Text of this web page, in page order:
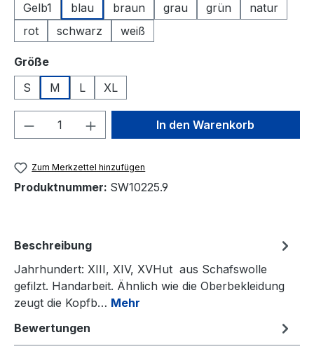
Gelb1
blau braun grau grün
natur
rot
schwarz weiß
Größeauswählen
S
M L XL
Produkt Anzahl: Gib denIn den Warenkorb
Zum Merkzettel hinzufügen
Produktnummer: SW10225.9
Beschreibung
Jahrhundert: XIII, XIV, XVHut aus Schafswolle
gefilzt. Handarbeit. Ähnlich wie die Oberbekleidung
zeugt die Kopfb… Mehr
Bewertungen